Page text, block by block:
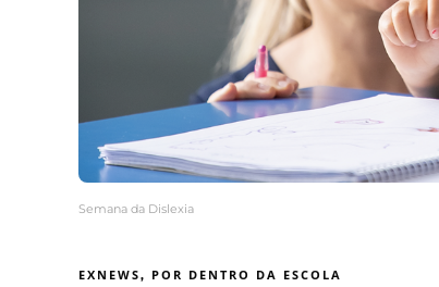
Semana da Dislexia
EXNEWS, POR DENTRO DA ESCOLA